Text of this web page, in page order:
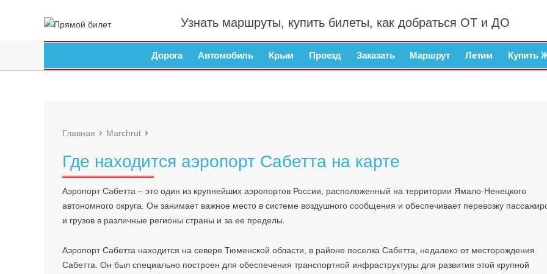
Узнать маршруты, купить билеты, как добраться ОТ и ДО
Дорога Автомобиль Крым Проезд Заказать Маршрут Летим Купить
Главная Marchrut
Где находится аэропорт Сабетта на карте
Аэропорт Сабетта – это один из крупнейших аэропортов России, расположенный на территории Ямало-Ненецкого
автономного округа. Он занимает важное место в системе воздушного сообщения и обеспечивает перевозку
и грузов в различные регионы страны и за ее пределы.
Аэропорт Сабетта находится на севере Тюменской области, в районе поселка Сабетта, недалеко от месторождения
Сабетта. Он был специально построен для обеспечения транспортной инфраструктуры для развития этой крупной